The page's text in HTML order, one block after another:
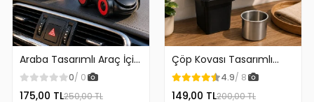
Araba Tasarımlı Araç İçi
Telefon Tutucu 360
Dönebilen Ayarlı
0/ 0
175,00 TL250,00 TL
Çöp Kovası Tasarımlı
Küllük Duvar Masaüstü
ve Araç İçin Uygun
Kullanım
4.9/ 8
149,00 TL200,00 TL